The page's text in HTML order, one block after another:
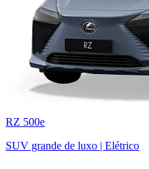
RZ 500e
SUV grande de luxo | Elétrico